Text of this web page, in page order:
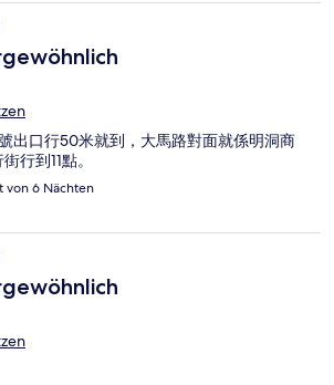
出口行50米就到，大馬路對面就係明洞商
行到11點。
von 6 Nächten